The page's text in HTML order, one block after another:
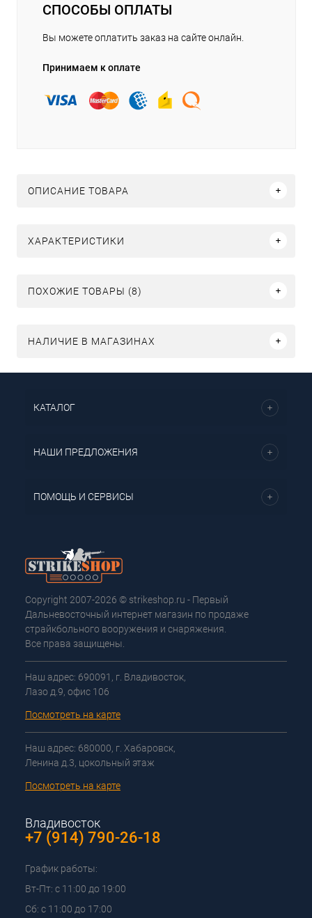
СПОСОБЫ ОПЛАТЫ
Вы можете оплатить заказ на сайте онлайн.
Принимаем к оплате
ОПИСАНИЕ ТОВАРА
ХАРАКТЕРИСТИКИ
ПОХОЖИЕ ТОВАРЫ (8)
НАЛИЧИЕ В МАГАЗИНАХ
КАТАЛОГ
НАШИ ПРЕДЛОЖЕНИЯ
ПОМОЩЬ И СЕРВИСЫ
Copyright 2007-2026 © strikeshop.ru - Первый
Дальневосточный интернет магазин по продаже
страйкбольного вооружения и снаряжения.
Все права защищены.
Наш адрес: 690091, г. Владивосток,
Лазо д.9, офис 106
Посмотреть на карте
Наш адрес: 680000, г. Хабаровск,
Ленина д.3, цокольный этаж
Посмотреть на карте
Владивосток
+7 (914) 790-26-18
График работы:
Вт-Пт: с 11:00 до 19:00
Сб: с 11:00 до 17:00